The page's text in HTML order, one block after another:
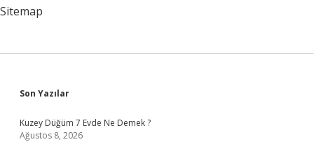
Sitemap
Sidebar
Son Yazılar
Kuzey Düğüm 7 Evde Ne Demek ?
Ağustos 8, 2026